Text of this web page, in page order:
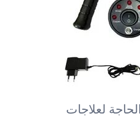
لعلاجات